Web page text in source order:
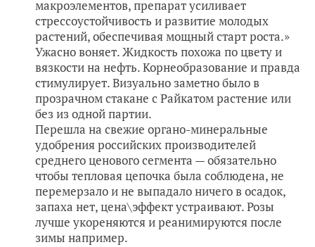
макроэлементов, препарат усиливает
стрессоустойчивость и развитие молодых
растений, обеспечивая мощный старт роста.»
Ужасно воняет. Жидкость похожа по цвету и
вязкости на нефть. Корнеобразование и правда
стимулирует. Визуально заметно было в
прозрачном стакане с Райкатом растение или
без из одной партии.
Перешла на свежие органо-минеральные
удобрения российских производителей
среднего ценового сегмента — обязательно
чтобы тепловая цепочка была соблюдена, не
перемерзало и не выпадало ничего в осадок,
запаха нет, цена\эффект устраивают. Розы
лучше укореняются и реанимируются после
зимы например.